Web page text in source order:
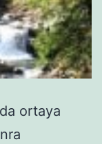
ortaya